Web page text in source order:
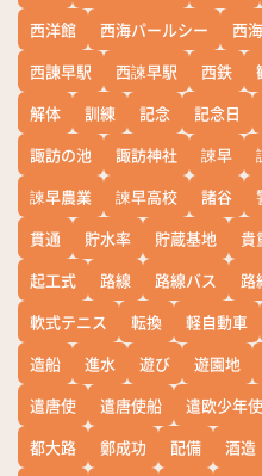
西洋館
西海パールシー 西
西諌早駅
西諫早駅 西鉄
解体
訓練 記念 記念日
諏訪の池
諏訪神社 諫早
諫早農業
諫早高校 諸谷
貫通
貯水率 貯蔵基地 貴
起工式
路線 路線バス 路
軟式テニス
転換 軽自動車
造船
進水 遊び 遊園地
遣唐使
遣唐使船 遣欧少年
都大路
鄭成功 配備 酒造